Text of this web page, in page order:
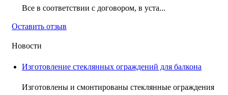
Все в соответствии с договором, в уста...
Оставить отзыв
Новости
Изготовление стеклянных ограждений для балкона
Изготовлены и смонтированы стеклянные ограждения